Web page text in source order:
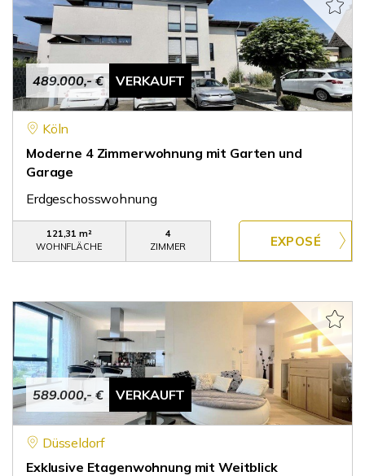
489.000,- € VERKAUFT
Köln
Moderne 4 Zimmerwohnung mit Garten und
Garage
Erdgeschosswohnung
121,31 m²
WOHNFLÄCHE
4
ZIMMER
589.000,- € VERKAUFT
Düsseldorf
Exklusive Etagenwohnung mit Weitblick